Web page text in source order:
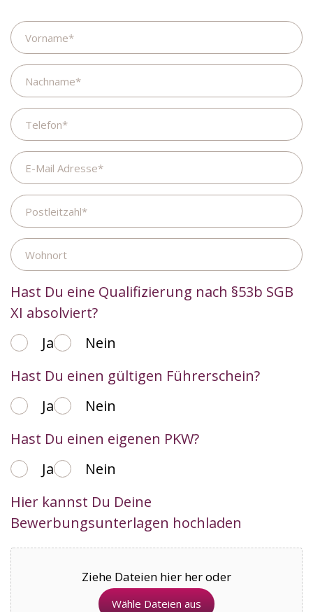
Name
Nachname
Telefon
E-
Mail
Adresse
Postleitzahl
Wohnort
Hast Du eine Qualifizierung nach §53b SGB
XI absolviert?
Ja
Nein
Hast Du einen gültigen Führerschein?
Ja
Nein
Hast Du einen eigenen PKW?
Ja
Nein
Hier kannst Du Deine
Bewerbungsunterlagen hochladen
Ziehe Dateien hier her oder
Wähle Dateien aus